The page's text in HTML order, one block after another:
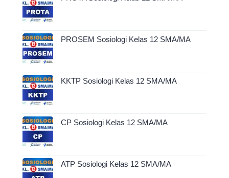
PROSEM Sosiologi Kelas 12 SMA/MA
KKTP Sosiologi Kelas 12 SMA/MA
CP Sosiologi Kelas 12 SMA/MA
ATP Sosiologi Kelas 12 SMA/MA